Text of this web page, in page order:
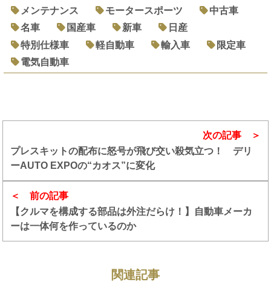
メンテナンス
モータースポーツ
中古車
名車
国産車 新車
日産
特別仕様車
軽自動車 輸入車
限定車
電気自動車
前の記事
【クルマを構成する部品は外注だらけ！】自動車メーカ
ーは一体何を作っているのか
次の記事
プレスキットの配布に怒号が飛び交い殺気立つ！ デリ
ーAUTO EXPOの“カオス”に変化
関連記事